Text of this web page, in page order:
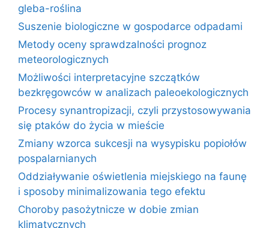
gleba-roślina
Suszenie biologiczne w gospodarce odpadami
Metody oceny sprawdzalności prognoz
meteorologicznych
Możliwości interpretacyjne szczątków
bezkręgowców w analizach paleoekologicznych
Procesy synantropizacji, czyli przystosowywania
się ptaków do życia w mieście
Zmiany wzorca sukcesji na wysypisku popiołów
pospalarnianych
Oddziaływanie oświetlenia miejskiego na faunę
i sposoby minimalizowania tego efektu
Choroby pasożytnicze w dobie zmian
klimatycznych